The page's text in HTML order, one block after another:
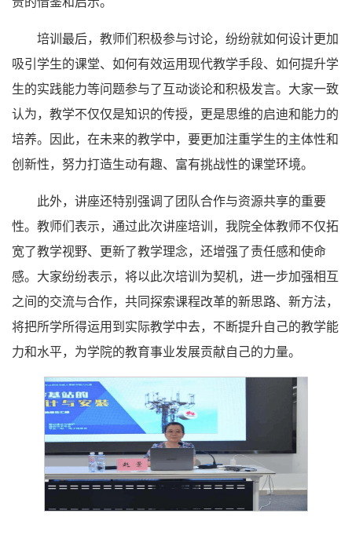
培训最后，教师们积极参与讨论，纷纷就如何设计更加
吸引学生的课堂、如何有效运用现代教学手段、如何提升学
生的实践能力等问题参与了互动谈论和积极发言。大家一致
认为，教学不仅仅是知识的传授，更是思维的启迪和能力的
培养。因此，在未来的教学中，要更加注重学生的主体性和
创新性，努力打造生动有趣、富有挑战性的课堂环境。
此外，讲座还特别强调了团队合作与资源共享的重要
性。教师们表示，通过此次讲座培训，我院全体教师不仅拓
宽了教学视野、更新了教学理念，还增强了责任感和使命
感。大家纷纷表示，将以此次培训为契机，进一步加强相互
之间的交流与合作，共同探索课程改革的新思路、新方法，
将把所学所得运用到实际教学中去，不断提升自己的教学能
力和水平，为学院的教育事业发展贡献自己的力量。